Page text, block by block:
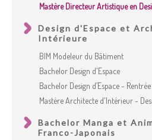
Mastère Directeur Artistique en
Design d'Espace et
Intérieure
BIM Modeleur du Bâtiment
Bachelor Design d'Espace
Bachelor Design d’Espace -
Mastère Architecte d'Intérieur -
Bachelor Manga et
Franco-Japonais